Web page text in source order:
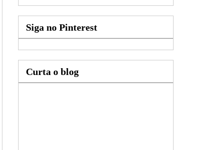
Siga no Pinterest
Curta o blog